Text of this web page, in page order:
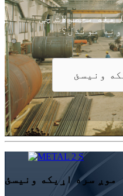
هغه محصولات چې
موندل؟
موږ سره اړیکه ونیسئ